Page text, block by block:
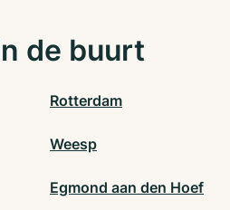
de buurt
Rotterdam
Weesp
Egmond aan den Hoef